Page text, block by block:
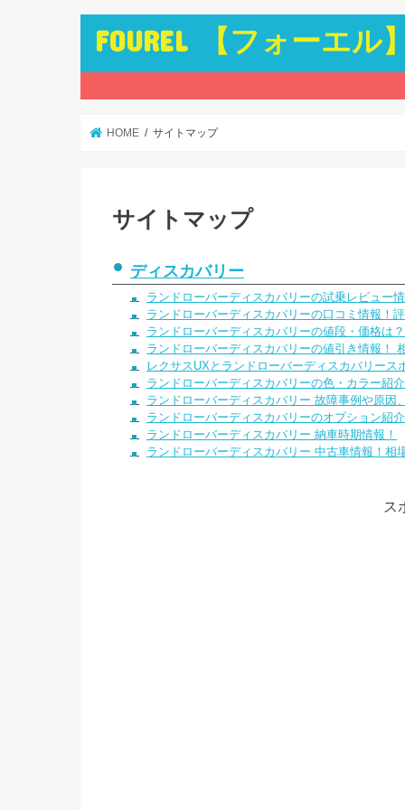
FOUREL 【フォーエル
HOME サイトマップ
サイトマップ
ディスカバリー
ランドローバーディスカバリーの試乗レビュー
ランドローバーディスカバリーの口コミ情報！
ランドローバーディスカバリーの値段・価格は
ランドローバーディスカバリーの値引き情報！
レクサスUXとランドローバーディスカバリー
ランドローバーディスカバリーの色・カラー紹
ランドローバーディスカバリー 故障事例や原因
ランドローバーディスカバリーのオプション紹
ランドローバーディスカバリー 納車時期情報！
ランドローバーディスカバリー 中古車情報！相
ス